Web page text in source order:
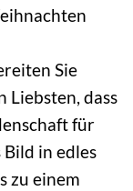
Sie
Liebsten, dass
für
Bild in edles
zu einem